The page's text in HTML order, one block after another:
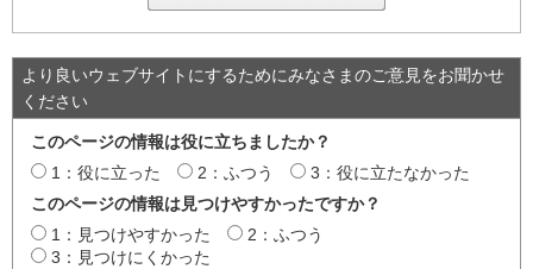
より良いウェブサイトにするためにみなさまのご意見をお聞かせ
ください
このページの情報は役に立ちましたか？
1：役に立った
2：ふつう
3：役に立たなかった
このページの情報は見つけやすかったですか？
1：見つけやすかった
2：ふつう
3：見つけにくかった